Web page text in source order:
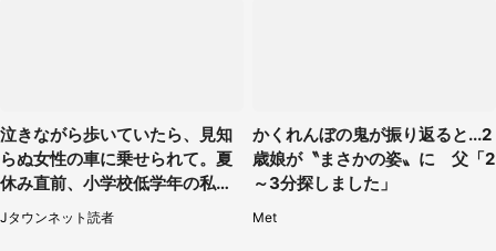
泣きながら歩いていたら、見知
らぬ女性の車に乗せられて。夏
休み直前、小学校低学年の私に
起きたこと（広島県・30代女
性）
Jタウンネット読者
かくれんぼの鬼が振り返ると...2
歳娘が〝まさかの姿〟に 父「2
～3分探しました」
Met